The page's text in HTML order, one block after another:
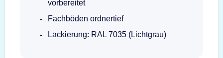
vorbereitet
Fachböden ordnertief
Lackierung: RAL 7035 (Lichtgrau)